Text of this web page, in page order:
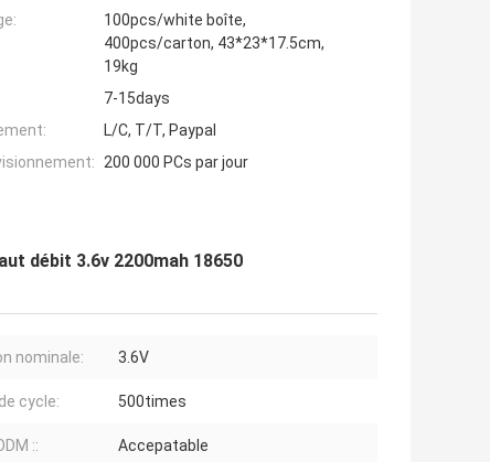
100pcs/white boîte,
400pcs/carton, 43*23*17.5cm,
19kg
7-15days
L/C, T/T, Paypal
200 000 PCs par jour
débit 3.6v 2200mah 18650
nominale: 3.6V
cycle: 500times
:: Accepatable